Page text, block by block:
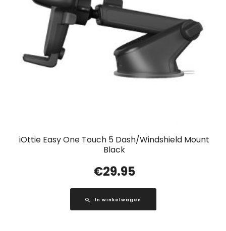
iOttie Easy One Touch 5 Dash/Windshield Mount
Black
€29.95
In winkelwagen